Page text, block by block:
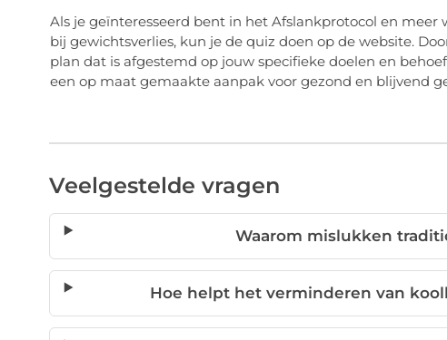
Als je geïnteresseerd bent in het Afslankprotocol en
bij gewichtsverlies, kun je de quiz doen op de website.
plan dat is afgestemd op jouw specifieke doelen en
een op maat gemaakte aanpak voor gezond en blijvend
Veelgestelde vragen
Waarom mislukken
Hoe helpt het verminderen van